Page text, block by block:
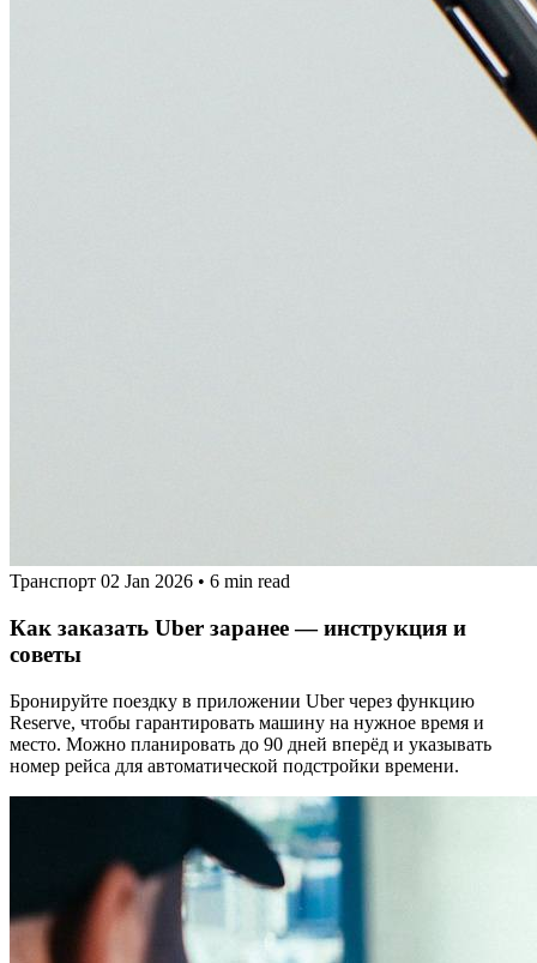
Транспорт 02 Jan 2026 • 6 min read
Как заказать Uber заранее — инструкция и
советы
Бронируйте поездку в приложении Uber через функцию
Reserve, чтобы гарантировать машину на нужное время и
место. Можно планировать до 90 дней вперёд и указывать
номер рейса для автоматической подстройки времени.